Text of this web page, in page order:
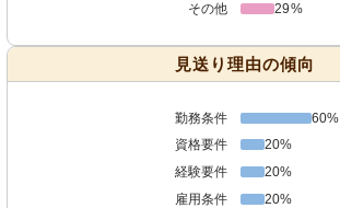
その他
29%
見送り理由の傾向
勤務条件
60%
資格要件
20%
経験要件
20%
雇用条件
20%